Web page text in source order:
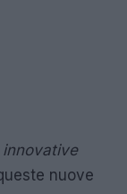
nuove